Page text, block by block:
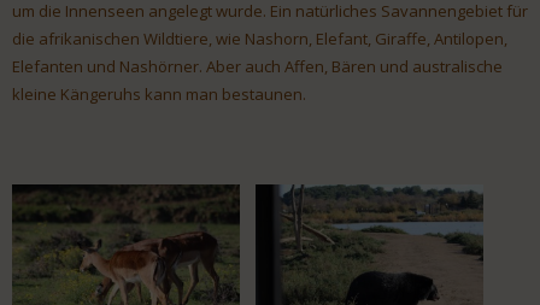
um die Innenseen angelegt wurde. Ein natürliches Savannengebiet für
die afrikanischen Wildtiere, wie Nashorn, Elefant, Giraffe, Antilopen,
Elefanten und Nashörner. Aber auch Affen, Bären und australische
kleine Kängeruhs kann man bestaunen.